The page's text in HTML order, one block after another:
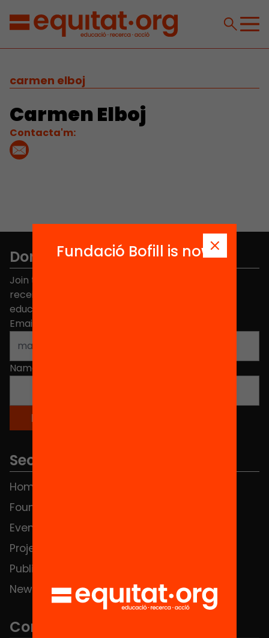
carmen elboj
Carmen Elboj
Contacta'm:
Don't miss anything.
Join the more than 40,000 people who already
receive news about initiatives and projects for
educational change in Catalonia.
Email address
Name
Sections
Home
Foundation
Events
Projects
Publications and videos
News
Contact
Fundació Bofill is now